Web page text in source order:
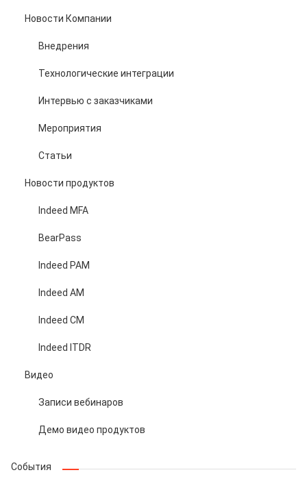
Новости Компании
Внедрения
Технологические интеграции
Интервью с заказчиками
Мероприятия
Статьи
Новости продуктов
Indeed MFA
BearPass
Indeed PAM
Indeed AM
Indeed CM
Indeed ITDR
Видео
Записи вебинаров
Демо видео продуктов
События